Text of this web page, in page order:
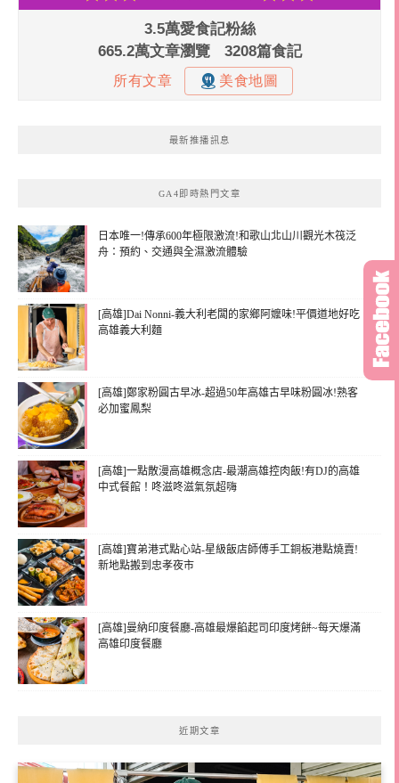
最新推播訊息
GA4即時熱門文章
日本唯一!傳承600年極限激流!和歌山北山川觀光木筏泛
舟：預約、交通與全濕激流體驗
[高雄]Dai Nonni-義大利老闆的家鄉阿嬤味!平價道地好吃
高雄義大利麵
[高雄]鄭家粉圓古早冰-超過50年高雄古早味粉圓冰!熟客
必加蜜鳳梨
[高雄]一點散漫高雄概念店-最潮高雄控肉飯!有DJ的高雄
中式餐館！咚滋咚滋氣氛超嗨
[高雄]寶弟港式點心站-星級飯店師傅手工銅板港點燒賣!
新地點搬到忠孝夜市
[高雄]曼納印度餐廳-高雄最爆餡起司印度烤餅~每天爆滿
高雄印度餐廳
近期文章